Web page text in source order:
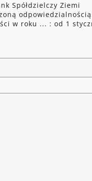
Spółdzielczy Ziemi
w roku ... : od 1